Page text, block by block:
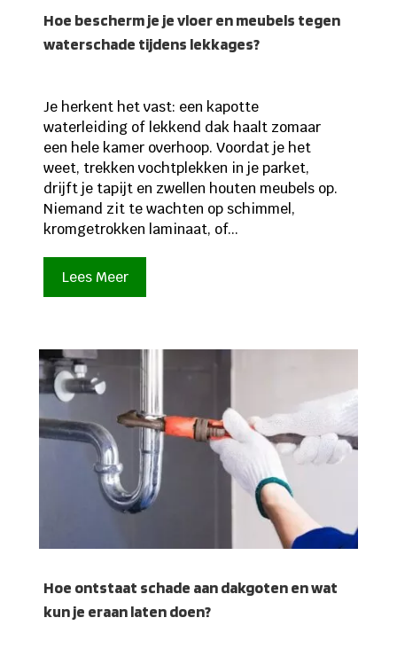
Hoe bescherm je je vloer en meubels tegen
waterschade tijdens lekkages?
Je herkent het vast: een kapotte
waterleiding of lekkend dak haalt zomaar
een hele kamer overhoop. Voordat je het
weet, trekken vochtplekken in je parket,
drijft je tapijt en zwellen houten meubels op.
Niemand zit te wachten op schimmel,
kromgetrokken laminaat, of...
Lees Meer
Hoe ontstaat schade aan dakgoten en wat
kun je eraan laten doen?